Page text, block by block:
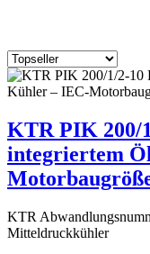
KTR PIK 200/
integriertem
KTR
Mitteldruckkühler